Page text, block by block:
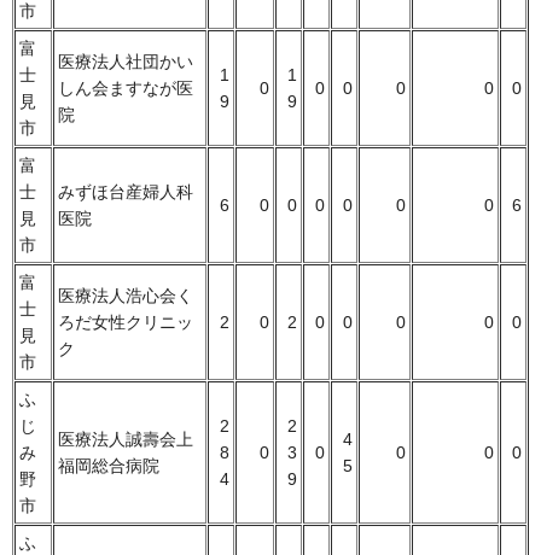
市
富
士
見
市
医療法人社団かい
しん会ますなが医
院
1
9
0
1
9
0 0 0 0 0
富
士
見
市
みずほ台産婦人科
医院
6 0 0 0 0 0 0 6
富
士
見
市
医療法人浩心会く
ろだ女性クリニッ
ク
2 0 2 0 0 0 0 0
ふ
じ
み
野
市
医療法人誠壽会上
福岡総合病院
2
8
4
0
2
3
9
0
4
5
0 0 0
ふ